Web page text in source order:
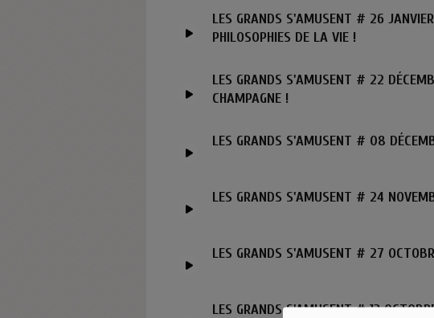
LES GRANDS S'AMUSENT # 26
PHILOSOPHIES DE LA VIE !
LES GRANDS S'AMUSENT # 22
CHAMPAGNE !
LES GRANDS S'AMUSENT # 08
LES GRANDS S'AMUSENT # 24
LES GRANDS S'AMUSENT # 27
LES GRANDS S'AMUSENT # 13